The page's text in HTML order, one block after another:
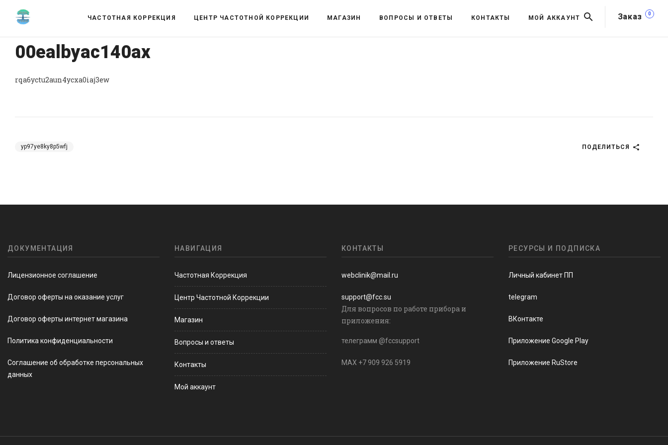
Заказ 0
ЧАСТОТНАЯ КОРРЕКЦИЯ ЦЕНТР ЧАСТОТНОЙ КОРРЕКЦИИ МАГАЗИН ВОПРОСЫ И ОТВЕТЫ КОНТАКТЫ МОЙ АККАУНТ
00ealbyac140ax
rqa6yctu2aun4ycxa0iaj3ew
yp97ye8ky8p5wfj ПОДЕЛИТЬСЯ
ДОКУМЕНТАЦИЯ
Лицензионное соглашение
Договор оферты на оказание услуг
Договор оферты интернет магазина
Политика конфиденциальности
Соглашение об обработке персональных
данных
НАВИГАЦИЯ
Частотная Коррекция
Центр Частотной Коррекции
Магазин
Вопросы и ответы
Контакты
Мой аккаунт
КОНТАКТЫ
webclinik@mail.ru
support@fcc.su
Для вопросов по работе прибора и
приложения:
телеграмм @fccsupport
MAX +7 909 926 5919
РЕСУРСЫ И ПОДПИСКА
Личный кабинет ПП
telegram
ВКонтакте
Приложение Google Play
Приложение RuStore